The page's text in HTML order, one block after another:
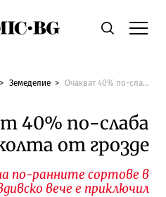
Economic.bgТърсене
Земеделие Очакват 40% по-слаба реколта от грозде
40% по-слаба
от грозде
по-ранните сортове в
вече е приключил